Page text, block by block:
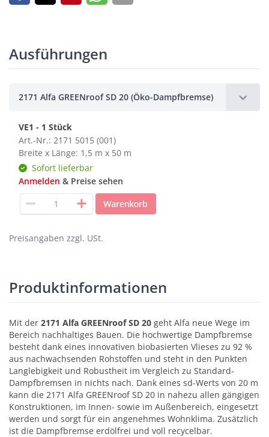
Ausführungen
2171 Alfa GREENroof SD 20 (Öko-Dampfbremse)
VE1 - 1 Stück
Art.-Nr.: 2171 5015 (001)
Breite x Länge: 1,5 m x 50 m
Sofort lieferbar
Anmelden & Preise sehen
Preisangaben zzgl. USt.
Produktinformationen
Mit der 2171 Alfa GREENroof SD 20 geht Alfa neue Wege im
Bereich nachhaltiges Bauen. Die hochwertige Dampfbremse
besteht dank eines innovativen biobasierten Vlieses zu 92 %
aus nachwachsenden Rohstoffen und steht in den Punkten
Langlebigkeit und Robustheit im Vergleich zu Standard-
Dampfbremsen in nichts nach. Dank eines sd-Werts von 20 m
kann die 2171 Alfa GREENroof SD 20 in nahezu allen gängigen
Konstruktionen, im Innen- sowie im Außenbereich, eingesetzt
werden und sorgt für ein angenehmes Wohnklima. Zusätzlich
ist die Dampfbremse erdölfrei und voll recycelbar.